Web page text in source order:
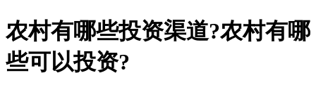
农村有哪些投资渠道?农村有哪
些可以投资?